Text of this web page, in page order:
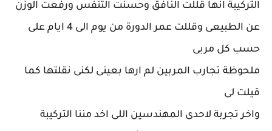
التركيبة انها قللت النافق وحسنت التنفس ورفعت الوزن
عن الطبيعى وقللت عمر الدورة من يوم الى 4 ايام على
حسب كل مربى
ملحوظة تجارب المربين لم ارها بعينى لكنى نقلتها كما
قيلت لى
واخر تجربة لاحدى المهندسين اللى اخد مننا التركيبة